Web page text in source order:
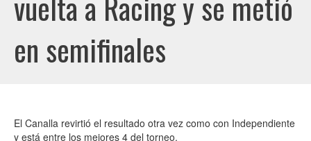
en semifinales
El Canalla revirtió el resultado otra vez como con Independiente
y está entre los mejores 4 del torneo.